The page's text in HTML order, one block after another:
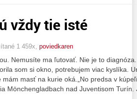
vždy tie isté
1 459x, poviedkaren
Nemusíte ma ľutovať. Nie je to
som si okno, potrebujem viac kyslíka.
mám masť na kurie oká.„No predsa v
Mönchengladbach nad Juventisom